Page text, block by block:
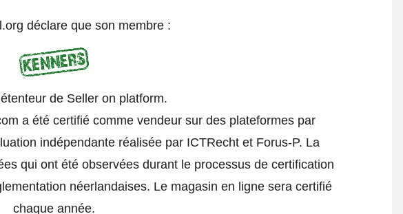
déclare que son membre :
de Seller on platform.
a été certifié comme vendeur sur des plateformes par
indépendante réalisée par ICTRecht et Forus-P. La
qui ont été observées durant le processus de certification
néerlandaises. Le magasin en ligne sera certifié
chaque année.